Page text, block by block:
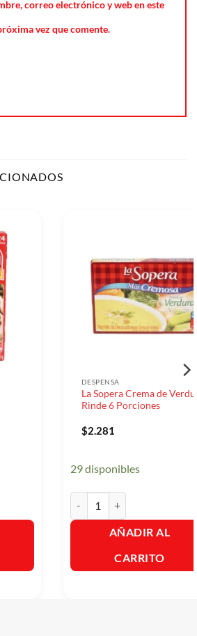
correo electrónico y web en este
vez que comente.
DESPENSA
La Sopera Crema de
Rinde 6 Porciones
$2.281
29 disponibles
AÑADIR AL
CARRITO